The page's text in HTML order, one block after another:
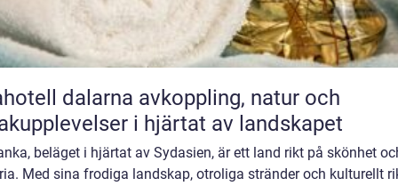
dalarna avkoppling, natur och
i hjärtat av landskapet
beläget i hjärtat av Sydasien, är ett land rikt på skönhet
Med sina frodiga landskap, otroliga stränder och kulturellt